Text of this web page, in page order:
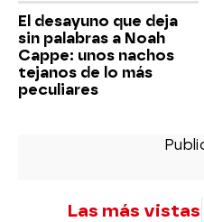
El desayuno que deja
sin palabras a Noah
Cappe: unos nachos
tejanos de lo más
peculiares
Las más vistas